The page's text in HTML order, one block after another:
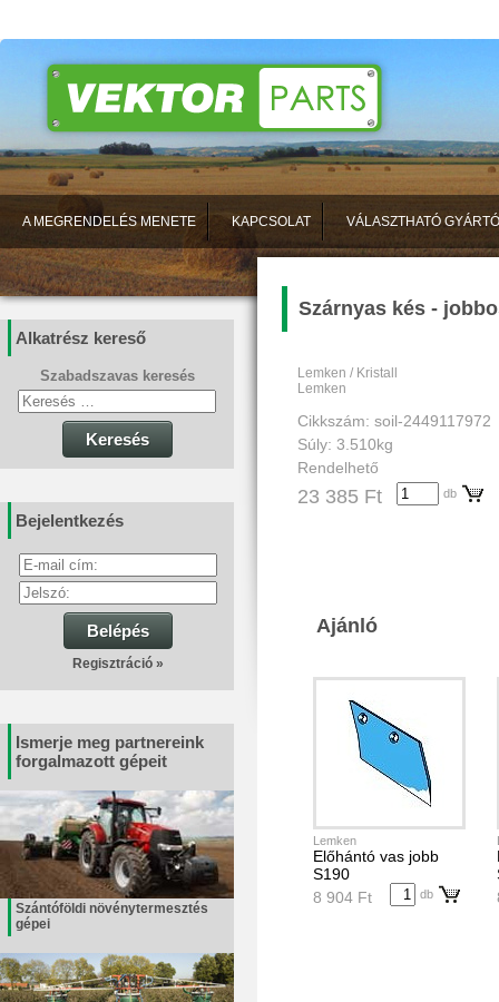
A MEGRENDELÉS MENETE KAPCSOLAT VÁLASZTHATÓ
Alkatrész kereső
Szabadszavas keresés
Keresés
Bejelentkezés
Belépés
Regisztráció »
Ismerje meg partnereink
forgalmazott gépeit
Szántóföldi növénytermesztés
gépei
Szárnyas kés -
Lemken / Kristall
Lemken
Cikkszám: soil-2449117972
Súly: 3.510kg
Rendelhető
23 385 Ft db
Ajánló
Lemken
Előhántó vas jobb
S190
8 904 Ft
db